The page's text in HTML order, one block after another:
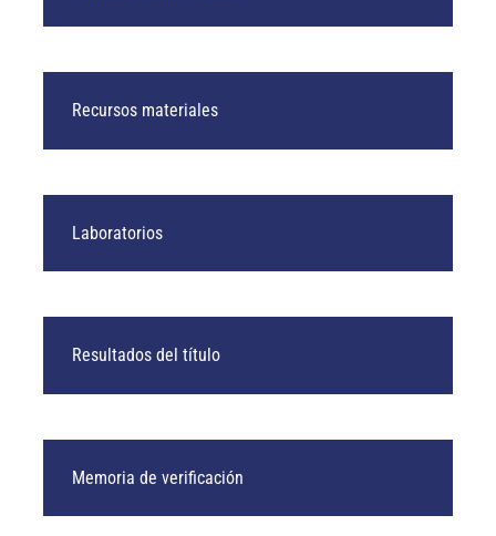
Recursos materiales
Laboratorios
Resultados del título
Memoria de verificación